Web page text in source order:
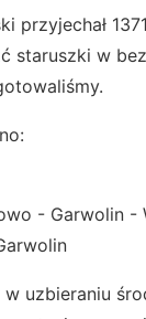
przyjechał
staruszki w
- Garwolin -
uzbieraniu